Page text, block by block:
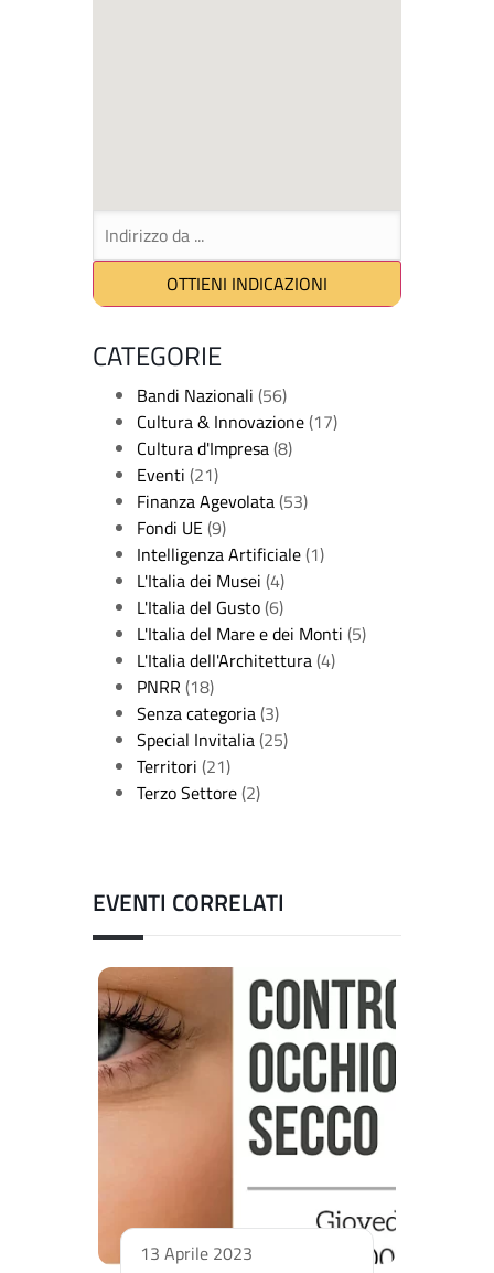
CATEGORIE
Bandi Nazionali (56)
Cultura & Innovazione(17)
Cultura d'Impresa(8)
Eventi (21)
Finanza Agevolata(53)
Fondi UE(9)
Intelligenza Artificiale(1)
L'Italia dei Musei (4)
L'Italia del Gusto(6)
L'Italia del Mare e dei Monti (5)
L'Italia dell'Architettura(4)
PNRR (18)
Senza categoria(3)
Special Invitalia(25)
Territori (21)
Terzo Settore(2)
EVENTI CORRELATI
13 Aprile 2023